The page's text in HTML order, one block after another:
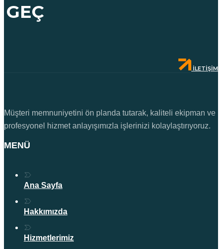
GEÇ
İLETIŞIM
Müşteri memnuniyetini ön planda tutarak, kaliteli ekipman ve
profesyonel hizmet anlayışımızla işlerinizi kolaylaştırıyoruz.
MENÜ
Ana Sayfa
Hakkımızda
Hizmetlerimiz